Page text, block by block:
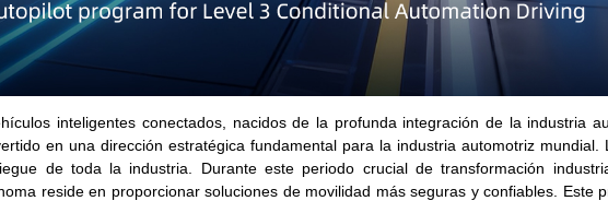
inteligentes conectados, nacidos de la profunda integración de la industria
en una dirección estratégica fundamental para la industria automotriz mundial.
de toda la industria. Durante este periodo crucial de transformación
reside en proporcionar soluciones de movilidad más seguras y confiables. Este